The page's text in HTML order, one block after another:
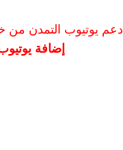
ادعم يوتيوب التمدن من
إضافة